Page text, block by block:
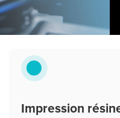
Impression